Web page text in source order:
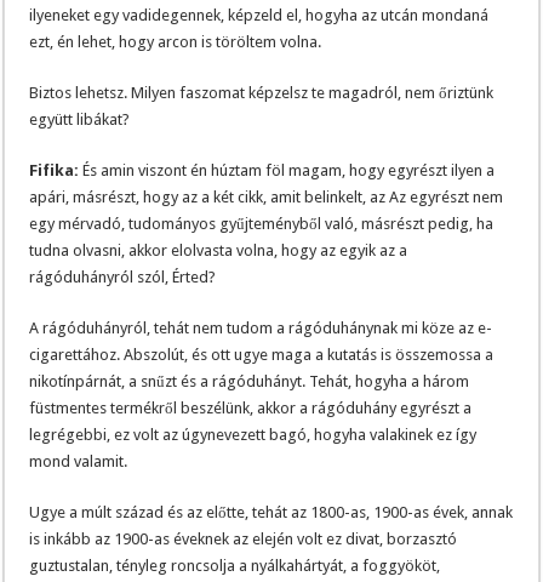
ilyeneket egy vadidegennek, képzeld el, hogyha az utcán mondaná
ezt, én lehet, hogy arcon is töröltem volna.
Biztos lehetsz. Milyen faszomat képzelsz te magadról, nem őriztünk
együtt libákat?
Fifika: És amin viszont én húztam föl magam, hogy egyrészt ilyen a
apári, másrészt, hogy az a két cikk, amit belinkelt, az Az egyrészt nem
egy mérvadó, tudományos gyűjteményből való, másrészt pedig, ha
tudna olvasni, akkor elolvasta volna, hogy az egyik az a
rágóduhányról szól, Érted?
A rágóduhányról, tehát nem tudom a rágóduhánynak mi köze az e-
cigarettához. Abszolút, és ott ugye maga a kutatás is összemossa a
nikotínpárnát, a snűzt és a rágóduhányt. Tehát, hogyha a három
füstmentes termékről beszélünk, akkor a rágóduhány egyrészt a
legrégebbi, ez volt az úgynevezett bagó, hogyha valakinek ez így
mond valamit.
Ugye a múlt század és az előtte, tehát az 1800-as, 1900-as évek, annak
is inkább az 1900-as éveknek az elején volt ez divat, borzasztó
guztustalan, tényleg roncsolja a nyálkahártyát, a foggyököt,